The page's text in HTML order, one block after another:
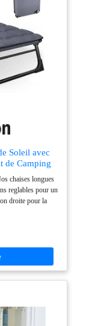
Soleil avec
de Camping
Longue
Terrasse,
- Bleu
chaises longues
reglables pour un
droite pour la
pour les jardins,
ou confort et
transat de jardin !
robuste pour
5 secondes
à transporter